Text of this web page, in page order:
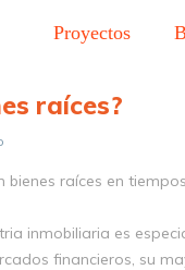
Proyectos
raíces?
bienes raíces en
inmobiliaria es
financieros, su